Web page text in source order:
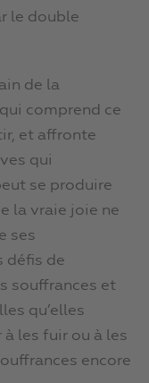
le double
de la
comprend ce
et affronte
qui
se produire
la vraie joie ne
ses
défis de
souffrances et
qu’elles
les fuir ou à les
encore